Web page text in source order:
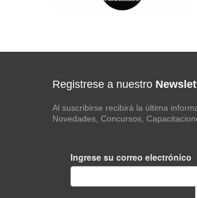
Registrese a nuestro
Al suscribirse recibirá la última
Novedades, Concursos,